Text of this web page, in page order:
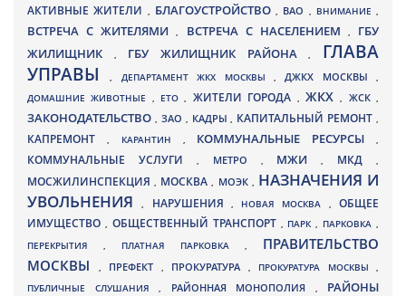
АКТИВНЫЕ ЖИТЕЛИ , БЛАГОУСТРОЙСТВО , ВАО , ВНИМАНИЕ ,
ВСТРЕЧА С ЖИТЕЛЯМИ, ВСТРЕЧА С НАСЕЛЕНИЕМ , ГБУ
ЖИЛИЩНИК
, ГБУ ЖИЛИЩНИК РАЙОНА, ГЛАВА
УПРАВЫ, ДЕПАРТАМЕНТ ЖКХ МОСКВЫ ,ДЖКХ МОСКВЫ ,
ДОМАШНИЕ ЖИВОТНЫЕ , ЕТО, ЖИТЕЛИ ГОРОДА , ЖКХ, ЖСК,
ЗАКОНОДАТЕЛЬСТВО , ЗАО , КАДРЫ, КАПИТАЛЬНЫЙ РЕМОНТ ,
КАПРЕМОНТ , КАРАНТИН , КОММУНАЛЬНЫЕ РЕСУРСЫ,
КОММУНАЛЬНЫЕ УСЛУГИ , МЕТРО , МЖИ, МКД ,
МОСЖИЛИНСПЕКЦИЯ, МОСКВА , МОЭК , НАЗНАЧЕНИЯ И
УВОЛЬНЕНИЯ, НАРУШЕНИЯ , НОВАЯ МОСКВА ,ОБЩЕЕ
ИМУЩЕСТВО , ОБЩЕСТВЕННЫЙ ТРАНСПОРТ , ПАРК, ПАРКОВКА ,
ПЕРЕКРЫТИЯ , ПЛАТНАЯ ПАРКОВКА , ПРАВИТЕЛЬСТВО
МОСКВЫ
, ПРЕФЕКТ , ПРОКУРАТУРА , ПРОКУРАТУРА МОСКВЫ ,
ПУБЛИЧНЫЕ СЛУШАНИЯ , РАЙОННАЯ МОНОПОЛИЯ , РАЙОНЫ